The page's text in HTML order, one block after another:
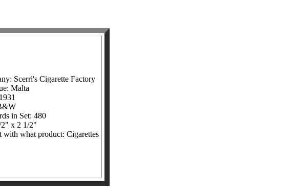
Scerri's Cigarette Factory
Malta
in Set: 480
2" x 2 1/2"
with what product: Cigarettes